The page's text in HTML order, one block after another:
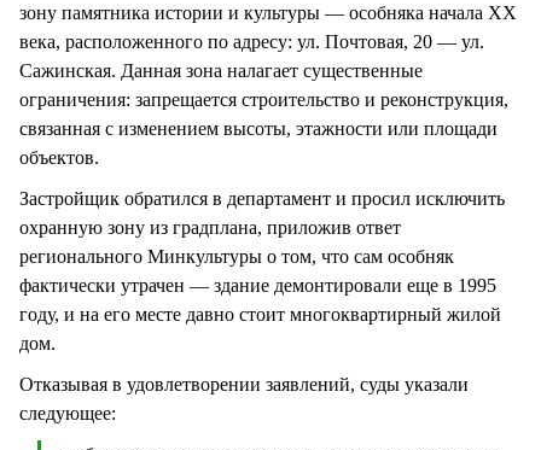
зону памятника истории и культуры — особняка начала XX
века, расположенного по адресу: ул. Почтовая, 20 — ул.
Сажинская. Данная зона налагает существенные
ограничения: запрещается строительство и реконструкция,
связанная с изменением высоты, этажности или площади
объектов.
Застройщик обратился в департамент и просил исключить
охранную зону из градплана, приложив ответ
регионального Минкультуры о том, что сам особняк
фактически утрачен — здание демонтировали еще в 1995
году, и на его месте давно стоит многоквартирный жилой
дом.
Отказывая в удовлетворении заявлений, суды указали
следующее: